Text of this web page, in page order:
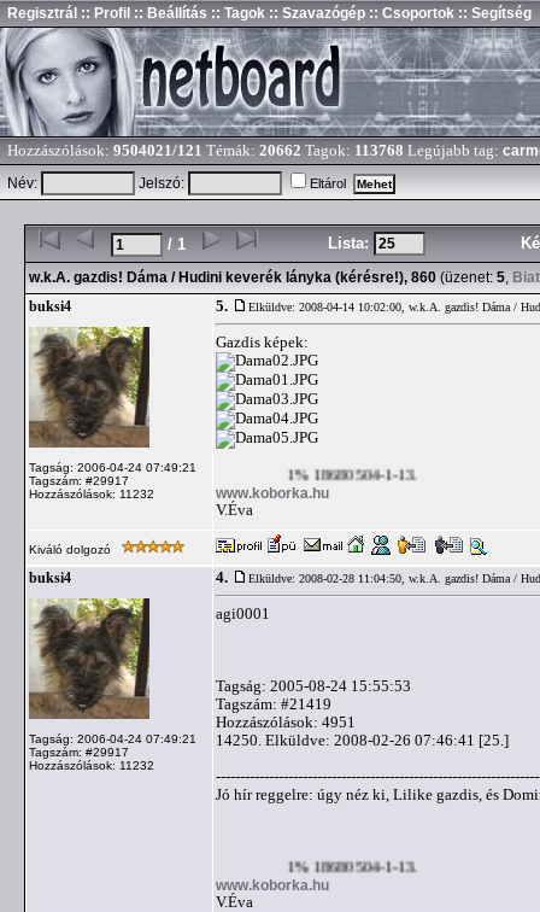
Regisztrál :: Profil :: Beállítás :: Tagok :: Szavazógép :: Csoportok :: Segítség
Hozzászólások: 9504021/121 Témák: 20662 Tagok: 113768 Legújabb tag:
Név:
Jelszó: Eltárol
/ 1 Lista:
w.k.A. gazdis! Dáma / Hudini keverék lányka (kérésre!), 860 (üzenet: 5,
buksi4
Tagság: 2006-04-24 07:49:21
Tagszám: #29917
Hozzászólások: 11232
5. Elküldve: 2008-04-14 10:02:00, w.k.A. gazdis! Dáma /
Gazdis képek:
1% 18680504-1-13.
www.koborka.hu
V.Éva
Kiváló dolgozó
buksi4
Tagság: 2006-04-24 07:49:21
Tagszám: #29917
Hozzászólások: 11232
4. Elküldve: 2008-02-28 11:04:50, w.k.A. gazdis! Dáma /
agi0001
Tagság: 2005-08-24 15:55:53
Tagszám: #21419
Hozzászólások: 4951
14250. Elküldve: 2008-02-26 07:46:41 [25.]
Jó hír reggelre: úgy néz ki, Lilike gazdis, és
1% 18680504-1-13.
www.koborka.hu
V.Éva